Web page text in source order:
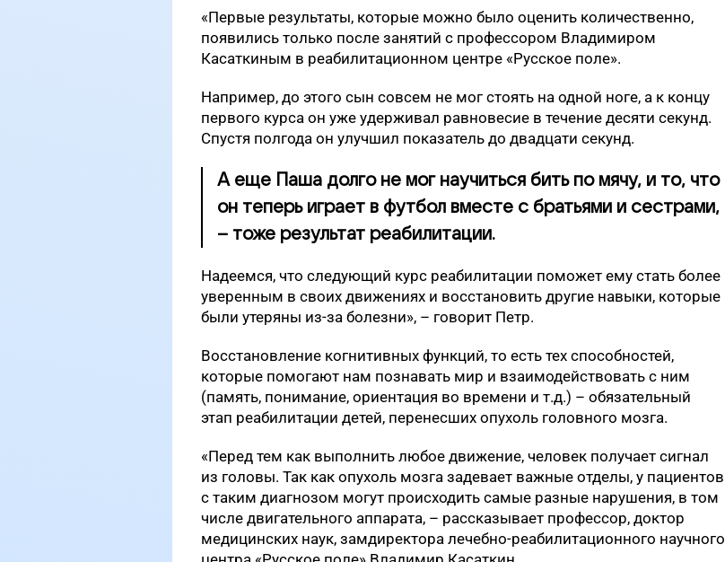
«Первые результаты, которые можно было оценить количественно,
появились только после занятий с профессором Владимиром
Касаткиным в реабилитационном центре «Русское поле».
Например, до этого сын совсем не мог стоять на одной ноге, а к концу
первого курса он уже удерживал равновесие в течение десяти секунд.
Спустя полгода он улучшил показатель до двадцати секунд.
А еще Паша долго не мог научиться бить по мячу, и то, что
он теперь играет в футбол вместе с братьями и сестрами,
– тоже результат реабилитации.
Надеемся, что следующий курс реабилитации поможет ему стать более
уверенным в своих движениях и восстановить другие навыки, которые
были утеряны из-за болезни», – говорит Петр.
Восстановление когнитивных функций, то есть тех способностей,
которые помогают нам познавать мир и взаимодействовать с ним
(память, понимание, ориентация во времени и т.д.) – обязательный
этап реабилитации детей, перенесших опухоль головного мозга.
«Перед тем как выполнить любое движение, человек получает сигнал
из головы. Так как опухоль мозга задевает важные отделы, у пациентов
с таким диагнозом могут происходить самые разные нарушения, в том
числе двигательного аппарата, – рассказывает профессор, доктор
медицинских наук, замдиректора лечебно-реабилитационного научного